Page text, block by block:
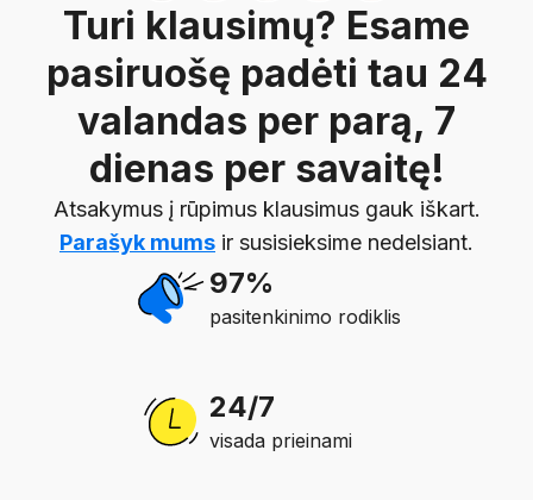
Turi klausimų? Esame
pasiruošę padėti tau 24
valandas per parą, 7
dienas per savaitę!
Atsakymus į rūpimus klausimus gauk iškart.
Parašyk mums ir susisieksime nedelsiant.
97%
pasitenkinimo rodiklis
24/7
visada prieinami